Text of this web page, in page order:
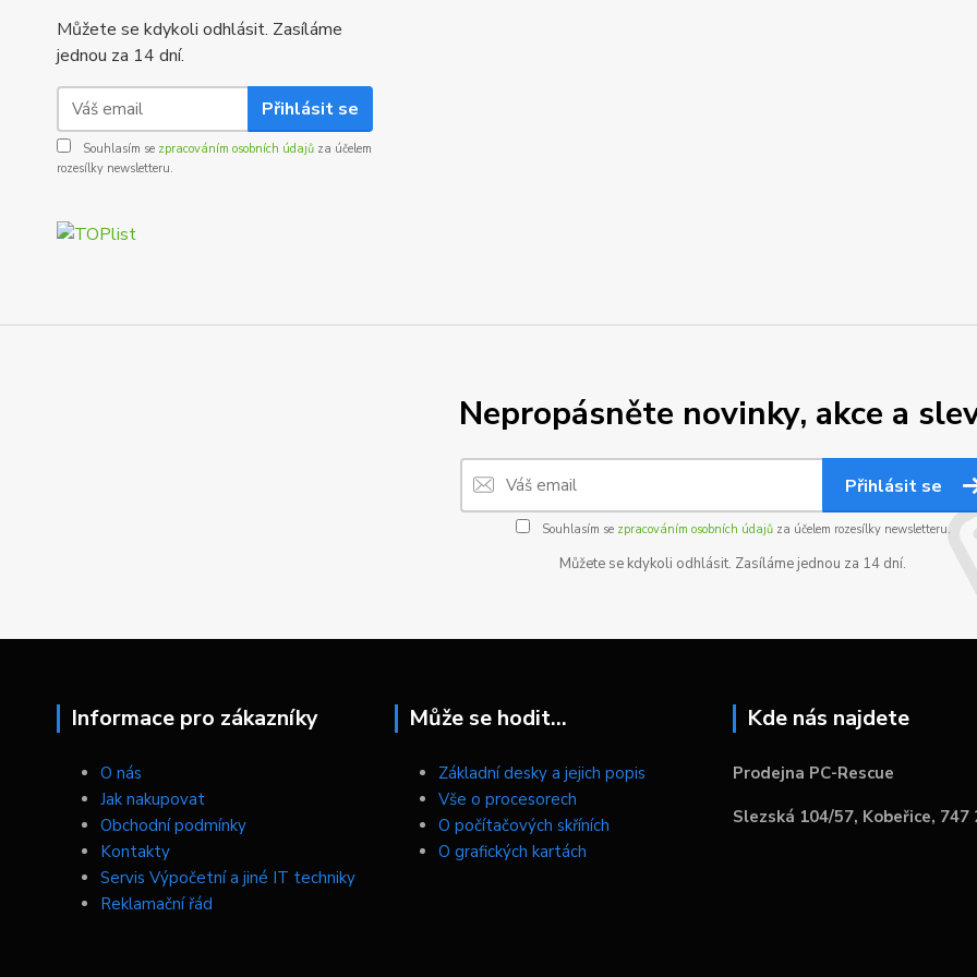
Můžete se kdykoli odhlásit. Zasíláme
jednou za 14 dní.
Přihlásit se
Souhlasím se zpracováním osobních údajů za účelem
rozesílky newsletteru.
Nepropásněte novinky, akce a
Přihlásit se
Souhlasím se zpracováním osobních údajůza účelem rozesílky newsletteru.
Můžete se kdykoli odhlásit. Zasíláme jednou za 14 dní.
Informace pro zákazníky
O nás
Jak nakupovat
Obchodní podmínky
Kontakty
Servis Výpočetní a jiné IT techniky
Reklamační řád
Může se hodit...
Základní desky a jejich popis
Vše o procesorech
O počítačových skříních
O grafických kartách
Kde nás najdete
Prodejna PC-Rescue
Slezská 104/57, Kobeřice, 747